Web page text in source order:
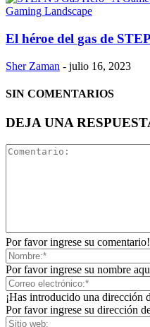
El héroe del gas de
Sher Zaman - julio 16, 2023
SIN COMENTARIOS
DEJA UNA
Por favor ingrese su comentario!
Por favor ingrese su nombre
¡Has introducido una dirección
Por favor ingrese su dirección